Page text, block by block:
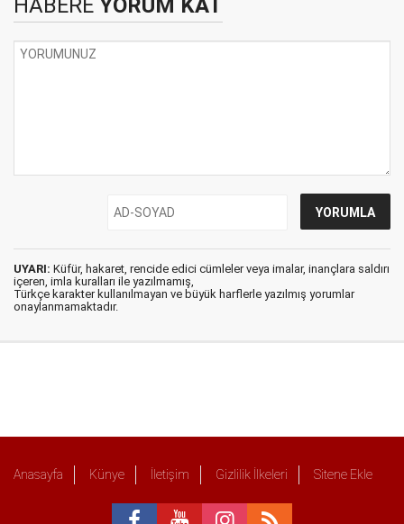
HABERE YORUM KAT
UYARI: Küfür, hakaret, rencide edici cümleler veya imalar, inançlara saldırı
içeren, imla kuralları ile yazılmamış,
Türkçe karakter kullanılmayan ve büyük harflerle yazılmış yorumlar
onaylanmamaktadır.
Anasayfa Künye İletişim Gizlilik İlkeleri Sitene Ekle